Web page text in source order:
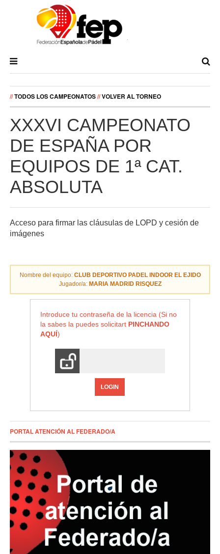
//TODOS LOS CAMPEONATOS//VOLVER AL TORNEO
XXXVI CAMPEONATO
DE ESPAÑA POR
EQUIPOS DE 1ª CAT.
ABSOLUTA
Acceso para firmar las cláusulas de LOPD y cesión de
imágenes
Nombre del equipo: CLUB DEPORTIVO PADEL INDOOR EL EJIDO
Jugador/a: MARIA MADRID RISQUEZ
Introduce tu contraseña de la licencia (Si no
la sabes la puedes solicitart PINCHANDO
AQUÍ)
LOGIN
PORTAL ATENCIÓN AL FEDERADO/A